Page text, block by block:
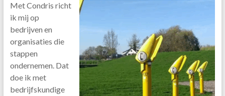
Met Condris richt
ik mij op
bedrijven en
organisaties die
stappen
ondernemen. Dat
doe ik met
bedrijfskundige